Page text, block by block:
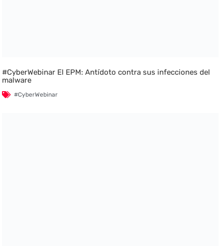
#CyberWebinar El EPM: Antídoto contra sus infecciones del
malware
#CyberWebinar